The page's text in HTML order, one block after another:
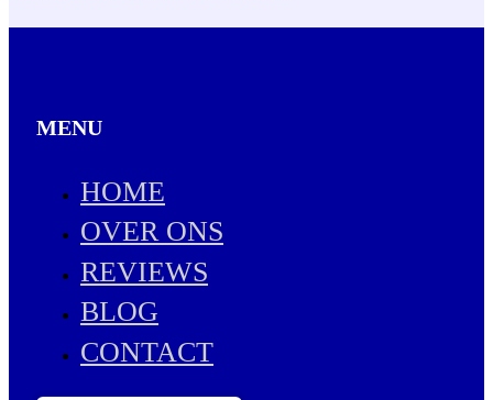
MENU
HOME
OVER ONS
REVIEWS
BLOG
CONTACT